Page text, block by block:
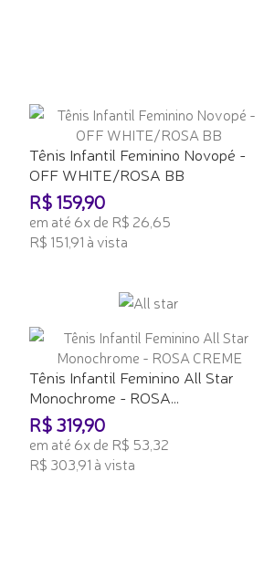
Tênis Infantil Feminino Novopé -
OFF WHITE/ROSA BB
R$ 159,90
em até 6x de R$ 26,65
R$ 151,91 à vista
Tênis Infantil Feminino All Star
Monochrome - ROSA...
R$ 319,90
em até 6x de R$ 53,32
R$ 303,91 à vista